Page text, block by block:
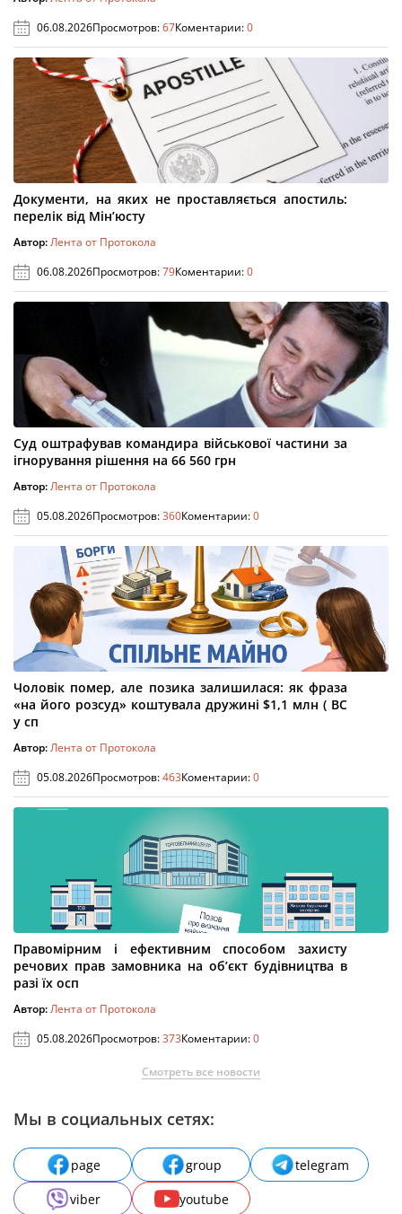
06.08.2026Просмотров:67Коментарии:0
Документи, на яких не проставляється апостиль:
перелік від Мін’юсту
Автор:Лента от Протокола
06.08.2026Просмотров:79Коментарии:0
Суд оштрафував командира військової частини за
ігнорування рішення на 66 560 грн
Автор:Лента от Протокола
05.08.2026Просмотров:360Коментарии:0
Чоловік помер, але позика залишилася: як фраза
«на його розсуд» коштувала дружині $1,1 млн ( ВС
у сп
Автор:Лента от Протокола
05.08.2026Просмотров:463Коментарии:0
Правомірним і ефективним способом захисту
речових прав замовника на об’єкт будівництва в
разі їх осп
Автор:Лента от Протокола
05.08.2026Просмотров:373Коментарии:0
Смотреть все новости
Мы в социальных сетях:
page group
telegram
viber
youtube